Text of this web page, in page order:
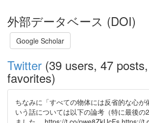
外部データベース (DOI)
Google Scholar
Twitter (39 users, 47
favorites)
ちなみに「すべての物体には反省的な心が
いう話については以下の論考（特に最後の